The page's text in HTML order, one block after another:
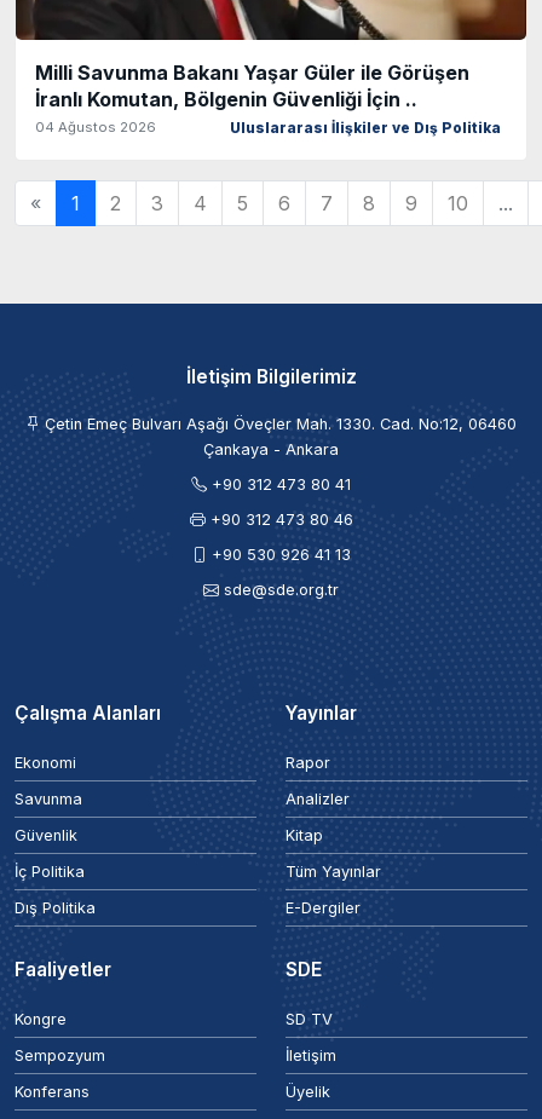
Milli Savunma Bakanı Yaşar Güler ile Görüşen
İranlı Komutan, Bölgenin Güvenliği İçin ..
04 Ağustos 2026 Uluslararası İlişkiler ve Dış Politika
« 1 2 3 4 5 6 7 8 9 10 ...
İletişim Bilgilerimiz
Çetin Emeç Bulvarı Aşağı Öveçler Mah. 1330. Cad. No:12, 06460
Çankaya - Ankara
+90 312 473 80 41
+90 312 473 80 46
+90 530 926 41 13
sde@sde.org.tr
Çalışma Alanları
Ekonomi
Savunma
Güvenlik
İç Politika
Dış Politika
Yayınlar
Rapor
Analizler
Kitap
Tüm Yayınlar
E-Dergiler
Faaliyetler
Kongre
Sempozyum
Konferans
SDE
SD TV
İletişim
Üyelik